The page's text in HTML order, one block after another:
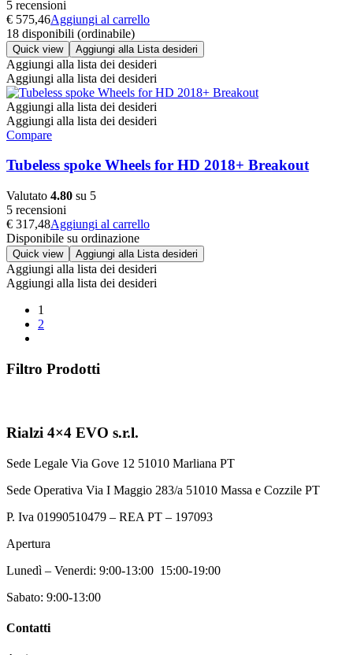
5 recensioni
€ 575,46Aggiungi al carrello
18 disponibili (ordinabile)
Quick view Aggiungi alla Lista desideri
Aggiungi alla lista dei desideri
Aggiungi alla lista dei desideri
Aggiungi alla lista dei desideri
Aggiungi alla lista dei desideri
Compare
Tubeless spoke Wheels for HD 2018+ Breakout
Valutato 4.80 su 5
5 recensioni
€ 317,48Aggiungi al carrello
Disponibile su ordinazione
Quick view Aggiungi alla Lista desideri
Aggiungi alla lista dei desideri
Aggiungi alla lista dei desideri
1
2
Filtro Prodotti
Rialzi 4×4 EVO s.r.l.
Sede Legale Via Gove 12 51010 Marliana PT
Sede Operativa Via I Maggio 283/a 51010 Massa e Cozzile PT
P. Iva 01990510479 – REA PT – 197093
Apertura
Lunedì – Venerdi: 9:00-13:00 15:00-19:00
Sabato: 9:00-13:00
Contatti